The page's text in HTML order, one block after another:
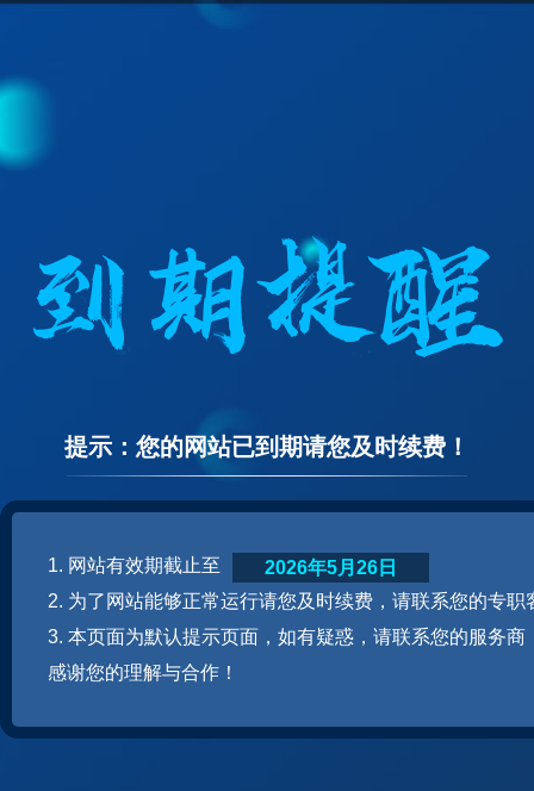
提示：您的网站已到期请您及时续费！
1. 网站有效期截止至
2. 为了网站能够正常运行请您及时续费，请联系您的专职
3. 本页面为默认提示页面，如有疑惑，请联系您的服务商
感谢您的理解与合作！
2026年5月26日